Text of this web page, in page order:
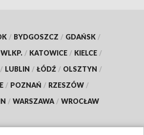
/ BYDGOSZCZ / GDAŃSK /
/ KATOWICE / KIELCE /
/ LUBLIN / ŁÓDŹ / OLSZTYN /
/ POZNAŃ / RZESZÓW /
/ WARSZAWA / WROCŁAW